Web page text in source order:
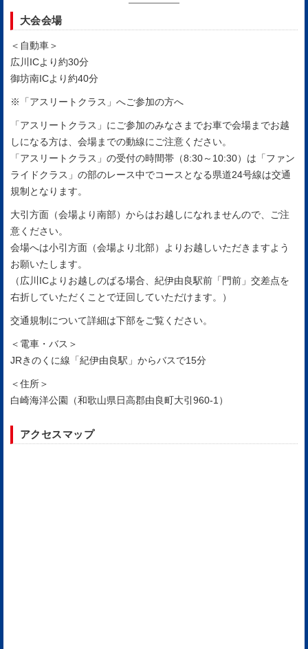
大会会場
＜自動車＞
広川ICより約30分
御坊南ICより約40分
※「アスリートクラス」へご参加の方へ
「アスリートクラス」にご参加のみなさまでお車で会場までお越
しになる方は、会場までの動線にご注意ください。
「アスリートクラス」の受付の時間帯（8:30～10:30）は「ファン
ライドクラス」の部のレース中でコースとなる県道24号線は交通
規制となります。
大引方面（会場より南部）からはお越しになれませんので、ご注
意ください。
会場へは小引方面（会場より北部）よりお越しいただきますよう
お願いたします。
（広川ICよりお越しのばる場合、紀伊由良駅前「門前」交差点を
右折していただくことで迂回していただけます。）
交通規制について詳細は下部をご覧ください。
＜電車・バス＞
JRきのくに線「紀伊由良駅」からバスで15分
＜住所＞
白崎海洋公園（和歌山県日高郡由良町大引960-1）
アクセスマップ